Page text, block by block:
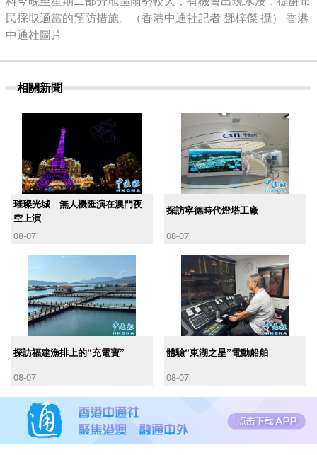
民採取適當的預防措施。（香港中通社記者 鄧梓傑 攝） 香港
中通社圖片
相關新聞
璀璨光城 無人機匯演在澳門夜
空上演
08-07
探訪寧德時代燈塔工廠
08-07
探訪福建漁排上的“充電寶”
08-07
體驗“東湖之星”電動船舶
08-07